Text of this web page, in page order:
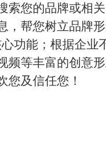
索您的品牌或相
，帮您树立品牌
功能；根据企业
频等丰富的创意
您及信任您！